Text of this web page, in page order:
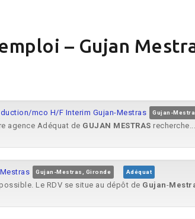
– Gujan
mco H/F Interim Gujan-Mestras Gujan-
agence Adéquat de GUJAN MESTRAS recherche...
Gujan-Mestras, Gironde Adéquat
Le RDV se situe au dépôt de Gujan-